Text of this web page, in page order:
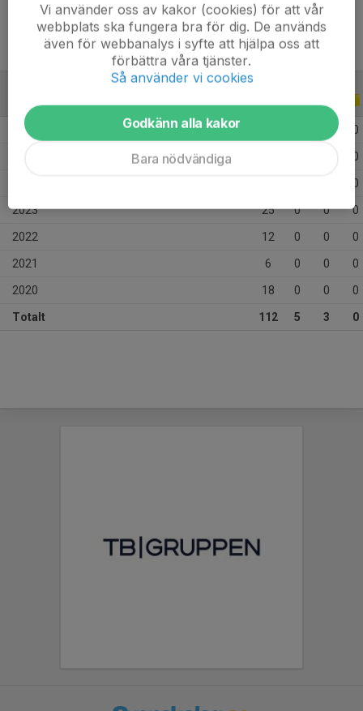
2026 0
0
0
2023 25 0 0 0
2022 12 0 0 0
2021 6 0 0 0
2020 18 0 0 0
Totalt 112 5 3 0
Vi använder oss av kakor (cookies) för att vår
webbplats ska fungera bra för dig. De används
även för webbanalys i syfte att hjälpa oss att
förbättra våra tjänster.
Så använder vi cookies
Godkänn alla kakor
Bara nödvändiga